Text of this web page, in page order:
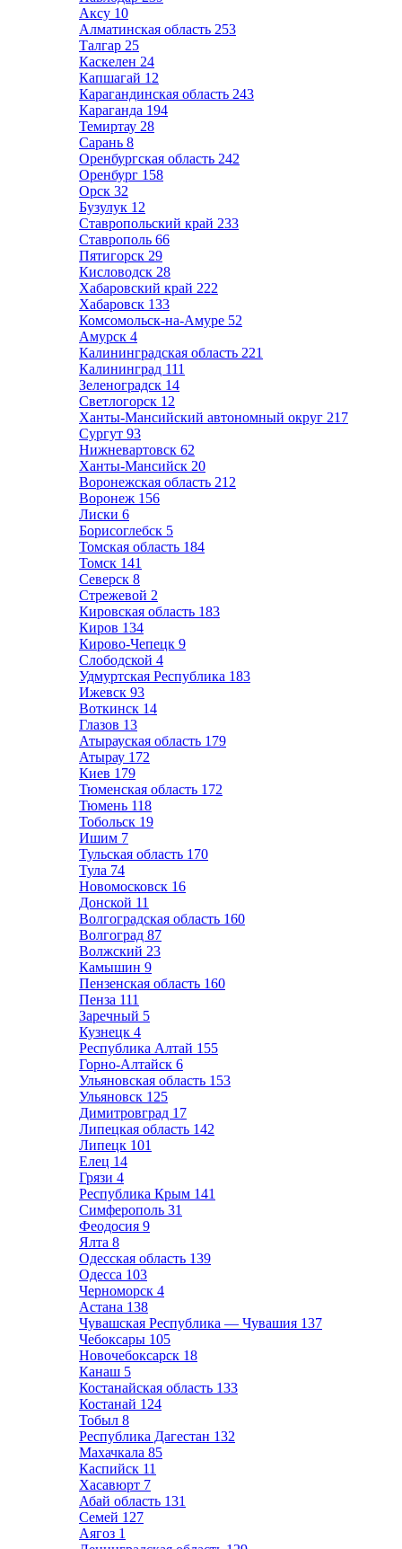
Аксу 10
Алматинская область 253
Талгар 25
Каскелен 24
Капшагай 12
Карагандинская область 243
Караганда 194
Темиртау 28
Сарань 8
Оренбургская область 242
Оренбург 158
Орск 32
Бузулук 12
Ставропольский край 233
Ставрополь 66
Пятигорск 29
Кисловодск 28
Хабаровский край 222
Хабаровск 133
Комсомольск-на-Амуре 52
Амурск 4
Калининградская область 221
Калининград 111
Зеленоградск 14
Светлогорск 12
Ханты-Мансийский автономный округ 217
Сургут 93
Нижневартовск 62
Ханты-Мансийск 20
Воронежская область 212
Воронеж 156
Лиски 6
Борисоглебск 5
Томская область 184
Томск 141
Северск 8
Стрежевой 2
Кировская область 183
Киров 134
Кирово-Чепецк 9
Слободской 4
Удмуртская Республика 183
Ижевск 93
Воткинск 14
Глазов 13
Атырауская область 179
Атырау 172
Киев 179
Тюменская область 172
Тюмень 118
Тобольск 19
Ишим 7
Тульская область 170
Тула 74
Новомосковск 16
Донской 11
Волгоградская область 160
Волгоград 87
Волжский 23
Камышин 9
Пензенская область 160
Пенза 111
Заречный 5
Кузнецк 4
Республика Алтай 155
Горно-Алтайск 6
Ульяновская область 153
Ульяновск 125
Димитровград 17
Липецкая область 142
Липецк 101
Елец 14
Грязи 4
Республика Крым 141
Симферополь 31
Феодосия 9
Ялта 8
Одесская область 139
Одесса 103
Черноморск 4
Астана 138
Чувашская Республика — Чувашия 137
Чебоксары 105
Новочебоксарск 18
Канаш 5
Костанайская область 133
Костанай 124
Тобыл 8
Республика Дагестан 132
Махачкала 85
Каспийск 11
Хасавюрт 7
Абай область 131
Семей 127
Аягоз 1